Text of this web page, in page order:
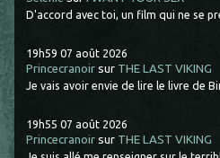
D'accord avec toi, un film qui ne se
19h59 07 août 2026
Princecranoir sur THE LAST VIKING
Je vais avoir envie de lire le livre de
19h55 07 août 2026
Princecranoir sur THE LAST VIKING